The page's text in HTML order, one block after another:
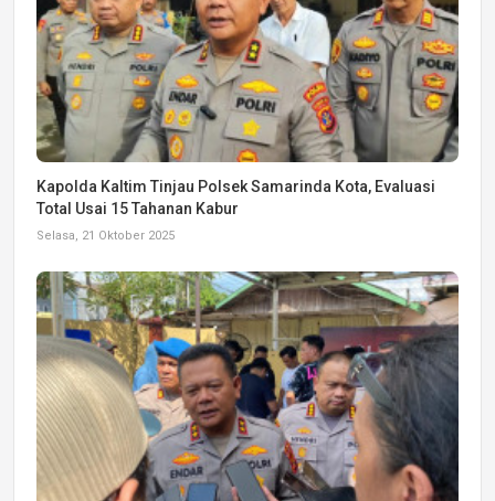
Kapolda Kaltim Tinjau Polsek Samarinda Kota, Evaluasi
Total Usai 15 Tahanan Kabur
Selasa, 21 Oktober 2025